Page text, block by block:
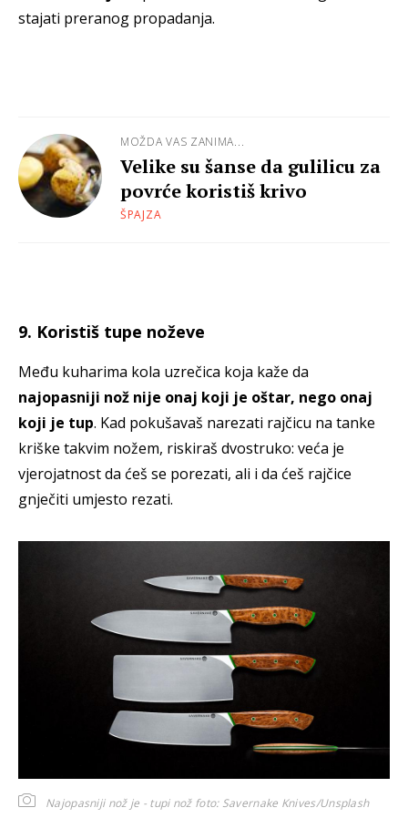
stajati preranog propadanja.
MOŽDA VAS ZANIMA...
Velike su šanse da gulilicu za
povrće koristiš krivo
ŠPAJZA
9. Koristiš tupe noževe
Među kuharima kola uzrečica koja kaže da
najopasniji nož nije onaj koji je oštar, nego onaj
koji je tup. Kad pokušavaš narezati rajčicu na tanke
kriške takvim nožem, riskiraš dvostruko: veća je
vjerojatnost da ćeš se porezati, ali i da ćeš rajčice
gnječiti umjesto rezati.
Najopasniji nož je - tupi nož foto: Savernake Knives/Unsplash